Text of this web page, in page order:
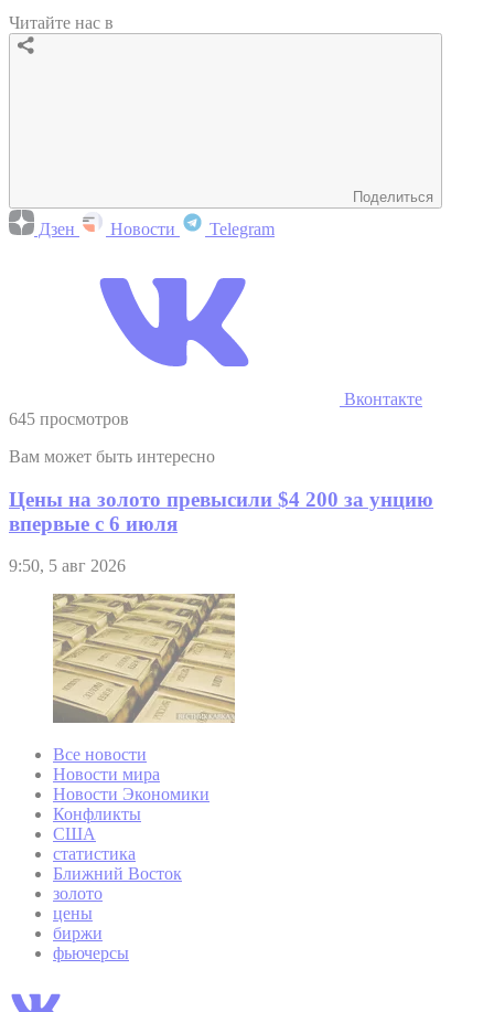
Читайте нас в
Поделиться
Дзен Новости Telegram
Вконтакте
645 просмотров
Вам может быть интересно
Цены на золото превысили $4 200 за унцию
впервые с 6 июля
9:50, 5 авг 2026
Все новости
Новости мира
Новости Экономики
Конфликты
США
статистика
Ближний Восток
золото
цены
биржи
фьючерсы